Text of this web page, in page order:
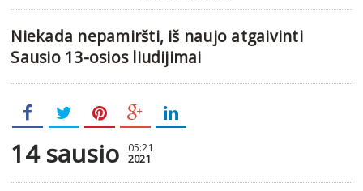
Niekada nepamiršti, iš naujo atgaivinti
Sausio 13-osios liudijimai
14 sausio 05:21
2021